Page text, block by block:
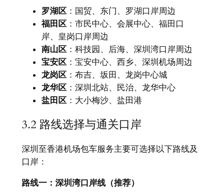
罗湖区：国贸、东门、罗湖口岸周边
福田区：市民中心、会展中心、福田口
岸、皇岗口岸周边
南山区：科技园、后海、深圳湾口岸周边
宝安区：宝安中心、西乡、深圳机场周边
龙岗区：布吉、坂田、龙岗中心城
龙华区：深圳北站、民治、龙华中心
盐田区：大小梅沙、盐田港
3.2 路线选择与通关口岸
深圳至香港机场包车服务主要可选择以下路线及
口岸：
路线一：深圳湾口岸线（推荐）